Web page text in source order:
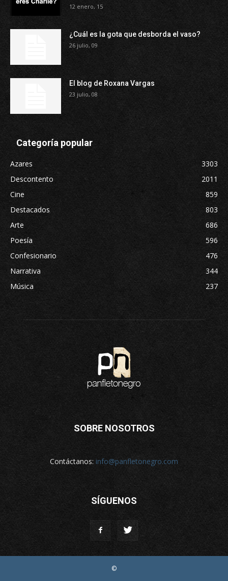
12 enero, 15
¿Cuál es la gota que desborda el vaso?
26 julio, 09
El blog de Roxana Vargas
23 julio, 08
Categoría popular
Azares
3303
Descontento
2011
Cine
859
Destacados
803
Arte
686
Poesía
596
Confesionario
476
Narrativa
344
Música
237
SOBRE NOSOTROS
Contáctanos: info@panfletonegro.com
SÍGUENOS
©